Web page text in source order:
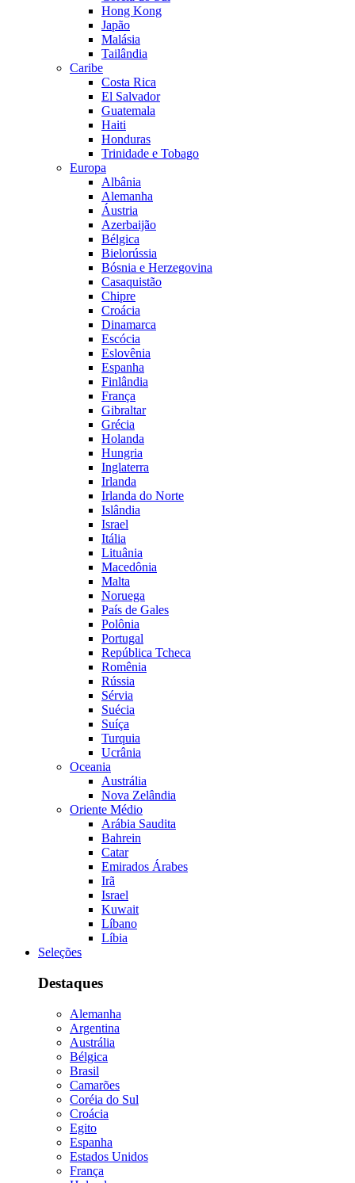
Hong Kong
Japão
Malásia
Tailândia
Caribe
Costa Rica
El Salvador
Guatemala
Haiti
Honduras
Trinidade e Tobago
Europa
Albânia
Alemanha
Áustria
Azerbaijão
Bélgica
Bielorússia
Bósnia e Herzegovina
Casaquistão
Chipre
Croácia
Dinamarca
Escócia
Eslovênia
Espanha
Finlândia
França
Gibraltar
Grécia
Holanda
Hungria
Inglaterra
Irlanda
Irlanda do Norte
Islândia
Israel
Itália
Lituânia
Macedônia
Malta
Noruega
País de Gales
Polônia
Portugal
República Tcheca
Romênia
Rússia
Sérvia
Suécia
Suíça
Turquia
Ucrânia
Oceania
Austrália
Nova Zelândia
Oriente Médio
Arábia Saudita
Bahrein
Catar
Emirados Árabes
Irã
Israel
Kuwait
Líbano
Líbia
Seleções
Destaques
Alemanha
Argentina
Austrália
Bélgica
Brasil
Camarões
Coréia do Sul
Croácia
Egito
Espanha
Estados Unidos
França